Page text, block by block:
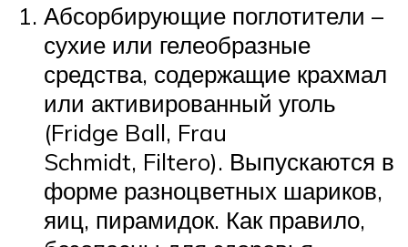
Абсорбирующие поглотители –
сухие или гелеобразные
средства, содержащие крахмал
или активированный уголь
(Fridge Ball, Frau
Schmidt, Filtero). Выпускаются в
форме разноцветных шариков,
яиц, пирамидок. Как правило,